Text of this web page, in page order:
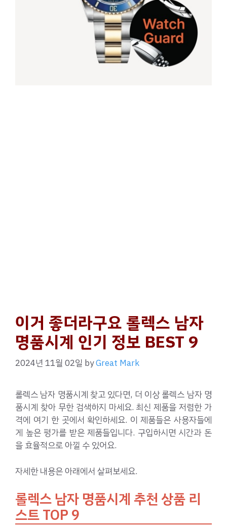
이거 좋더라구요 롤렉스 남자
명품시계 인기 정보 BEST 9
2024년 11월 02일 byGreat Mark
롤렉스 남자 명품시계 찾고 있다면, 더 이상 롤렉스 남자 명
품시계 찾아 무한 검색하지 마세요. 최신 제품을 저렴한 가
격에 여기 한 곳에서 확인하세요. 이 제품들은 사용자들에
게 높은 평가를 받은 제품들입니다. 구입하시면 시간과 돈
을 효율적으로 아낄 수 있어요.
자세한 내용은 아래에서 살펴보세요.
롤렉스 남자 명품시계 추천 상품 리
스트 TOP 9